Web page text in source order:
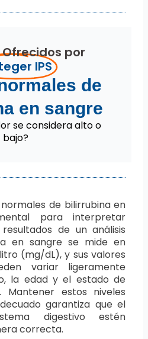
Ofrecidos por
IPS
de
en sangre
se considera alto o
bajo?
de bilirrubina en
para interpretar
de un análisis
en sangre se mide en
(mg/dL), y sus valores
variar ligeramente
la edad y el estado de
Mantener estos niveles
garantiza que el
digestivo estén
correcta.